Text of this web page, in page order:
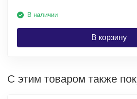
В наличии
В корзину
С этим товаром также